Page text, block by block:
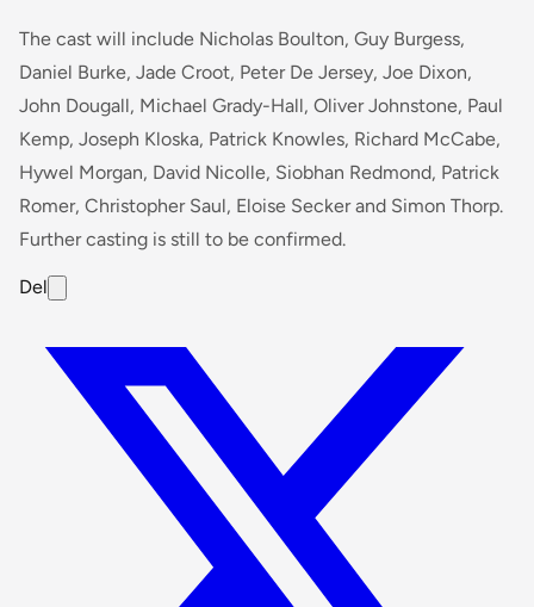
The cast will include Nicholas Boulton, Guy Burgess,
Daniel Burke, Jade Croot, Peter De Jersey, Joe Dixon,
John Dougall, Michael Grady-Hall, Oliver Johnstone, Paul
Kemp, Joseph Kloska, Patrick Knowles, Richard McCabe,
Hywel Morgan, David Nicolle, Siobhan Redmond, Patrick
Romer, Christopher Saul, Eloise Secker and Simon Thorp.
Further casting is still to be confirmed.
Del